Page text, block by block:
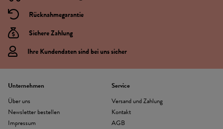
Rücknahmegarantie
Sichere Zahlung
Ihre Kundendaten sind bei uns sicher
Unternehmen
Über uns
Newsletter bestellen
Impressum
Service
Versand und Zahlung
Kontakt
AGB